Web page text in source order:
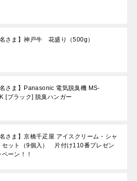
名さま】神戸牛 花盛り（500g）
名さま】Panasonic 電気脱臭機 MS-
[ブラック] 脱臭ハンガー
名さま】京橋千疋屋 アイスクリーム・シャ
セット（9個入） 片付け110番プレゼン
ペーン！！